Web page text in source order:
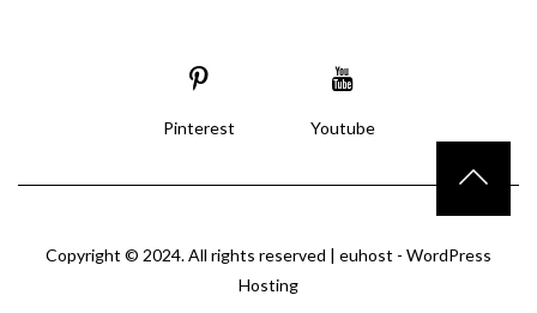
Pinterest Youtube
Copyright © 2024. All rights reserved | euhost - WordPress
Hosting